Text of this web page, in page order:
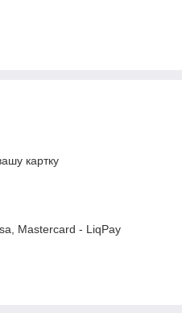
картку
Mastercard - LiqPay